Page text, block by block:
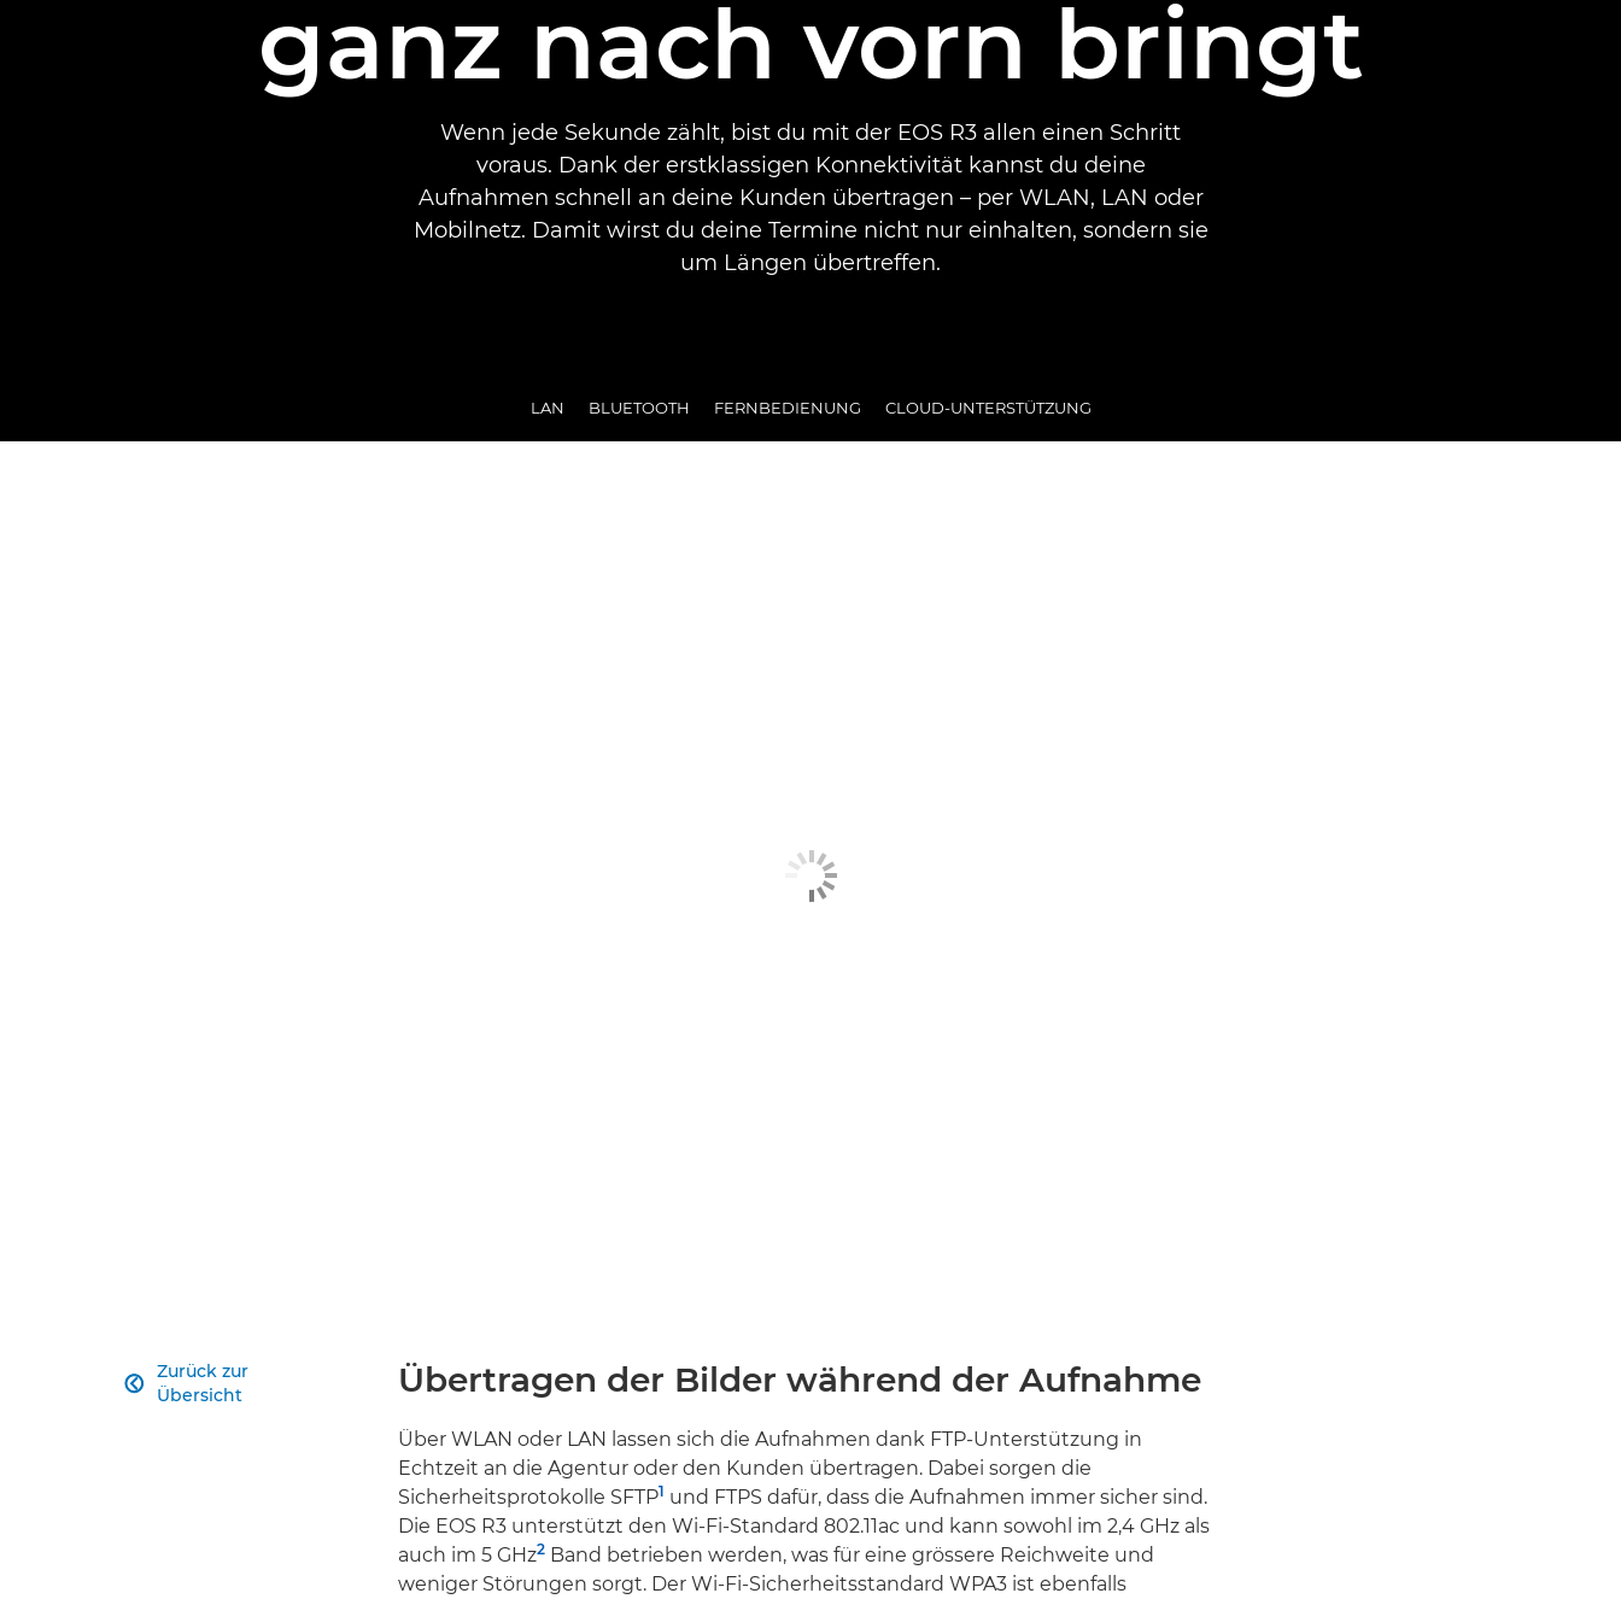
ganz nach vorn bringt
Wenn jede Sekunde zählt, bist du mit der EOS R3 allen einen Schritt
voraus. Dank der erstklassigen Konnektivität kannst du deine
Aufnahmen schnell an deine Kunden übertragen – per WLAN, LAN oder
Mobilnetz. Damit wirst du deine Termine nicht nur einhalten, sondern sie
um Längen übertreffen.
LAN BLUETOOTH FERNBEDIENUNG CLOUD-UNTERSTÜTZUNG
Zurück zur
Übersicht
 Übertragen der Bilder während der Aufnahme
Über WLAN oder LAN lassen sich die Aufnahmen dank FTP-Unterstützung in
Echtzeit an die Agentur oder den Kunden übertragen. Dabei sorgen die
Sicherheitsprotokolle SFTP1 und FTPS dafür, dass die Aufnahmen immer sicher sind.
Die EOS R3 unterstützt den Wi-Fi-Standard 802.11ac und kann sowohl im 2,4 GHz als
auch im 5 GHz2 Band betrieben werden, was für eine grössere Reichweite und
weniger Störungen sorgt. Der Wi-Fi-Sicherheitsstandard WPA3 ist ebenfalls